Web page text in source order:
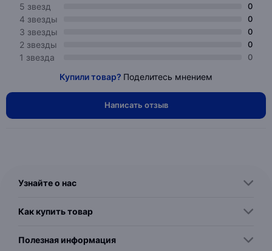
5 звезд
0
4 звезды 0
3 звезды 0
2 звезды 0
1 звезда 0
Купили товар? Поделитесь мнением
Написать отзыв
Узнайте о нас
Как купить товар
Полезная информация